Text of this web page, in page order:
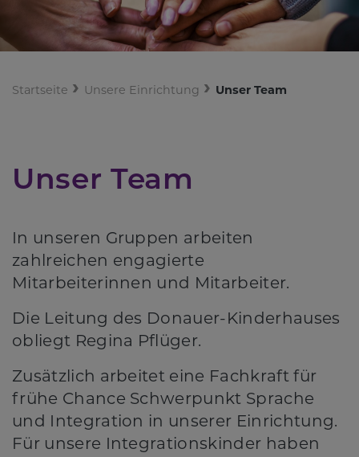
Startseite Unsere Einrichtung Unser Team
Unser Team
In unseren Gruppen arbeiten
zahlreichen engagierte
Mitarbeiterinnen und Mitarbeiter.
Die Leitung des Donauer-Kinderhauses
obliegt Regina Pflüger.
Zusätzlich arbeitet eine Fachkraft für
frühe Chance Schwerpunkt Sprache
und Integration in unserer Einrichtung.
Für unsere Integrationskinder haben